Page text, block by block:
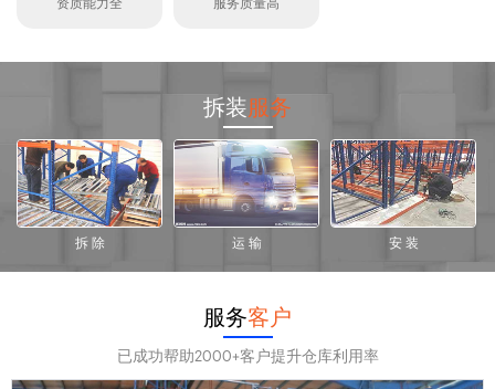
拆装服务
拆 除 运 输 安 装
服务客户
已成功帮助2000+客户提升仓库利用率
可以介绍下你们的产品么？